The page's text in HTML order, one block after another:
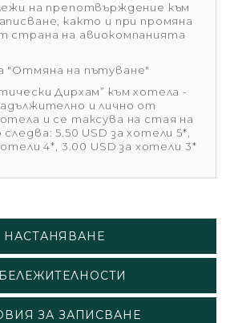
на препотвърждение към
както и при промяна
страна на авиокомпанията
"Отмяна на пътуване"
Дирхам” към хотела -
и лично от
и се таксува на стая на
5.50 USD за хотели 5*,
4*, 3.00 USD за хотели 3*
НАСТАНЯВАНЕ
ЗА ЗАПИСВАНЕ